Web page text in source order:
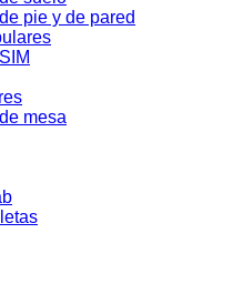
pie y de pared
mesa